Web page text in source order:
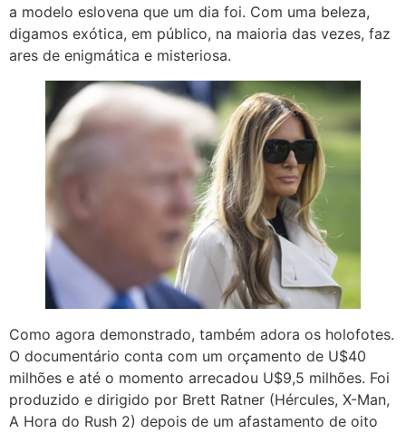
a modelo eslovena que um dia foi. Com uma beleza,
digamos exótica, em público, na maioria das vezes, faz
ares de enigmática e misteriosa.
Como agora demonstrado, também adora os holofotes.
O documentário conta com um orçamento de U$40
milhões e até o momento arrecadou U$9,5 milhões. Foi
produzido e dirigido por Brett Ratner (Hércules, X-Man,
A Hora do Rush 2) depois de um afastamento de oito